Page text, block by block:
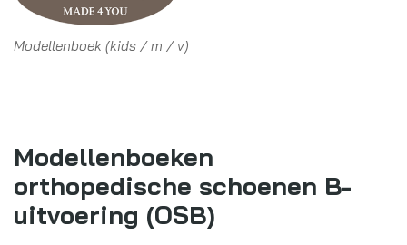
Modellenboek (kids / m / v)
Modellenboeken
orthopedische schoenen B-
uitvoering (OSB)